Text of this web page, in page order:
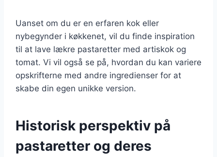
Uanset om du er en erfaren kok eller
nybegynder i køkkenet, vil du finde inspiration
til at lave lækre pastaretter med artiskok og
tomat. Vi vil også se på, hvordan du kan variere
opskrifterne med andre ingredienser for at
skabe din egen unikke version.
Historisk perspektiv på
pastaretter og deres